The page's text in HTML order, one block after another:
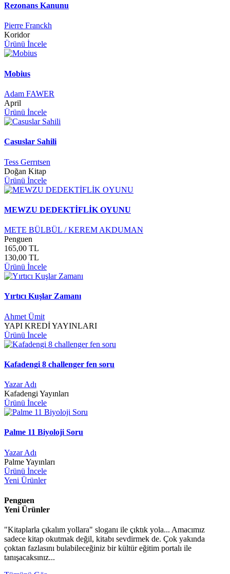
Rezonans Kanunu
Pierre Franckh
Koridor
Ürünü İncele
Mobius
Adam FAWER
April
Ürünü İncele
Casuslar Sahili
Tess Gerrıtsen
Doğan Kitap
Ürünü İncele
MEWZU DEDEKTİFLİK OYUNU
METE BÜLBÜL / KEREM AKDUMAN
Penguen
165,00 TL
130,00 TL
Ürünü İncele
Yırtıcı Kuşlar Zamanı
Ahmet Ümit
YAPI KREDİ YAYINLARI
Ürünü İncele
Kafadengi 8 challenger fen soru
Yazar Adı
Kafadengi Yayınları
Ürünü İncele
Palme 11 Biyoloji Soru
Yazar Adı
Palme Yayınları
Ürünü İncele
Yeni Ürünler
Penguen
Yeni Ürünler
"Kitaplarla çıkalım yollara" sloganı ile çıktık yola... Amacımız
sadece kitap okutmak değil, kitabı sevdirmek de. Çok yakında
çoktan fazlasını bulabileceğiniz bir kültür eğitim portalı ile
tanışacaksınız...